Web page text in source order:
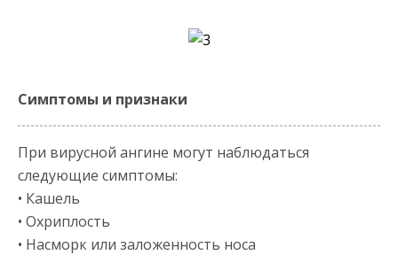
Симптомы и признаки
При вирусной ангине могут наблюдаться
следующие симптомы:
• Кашель
• Охриплость
• Насморк или заложенность носа